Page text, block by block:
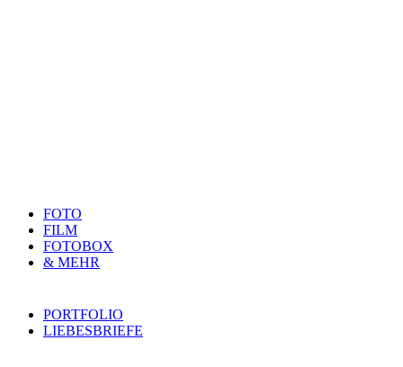
Close
Menu
FOTO
FILM
FOTOBOX
& MEHR
PORTFOLIO
LIEBESBRIEFE